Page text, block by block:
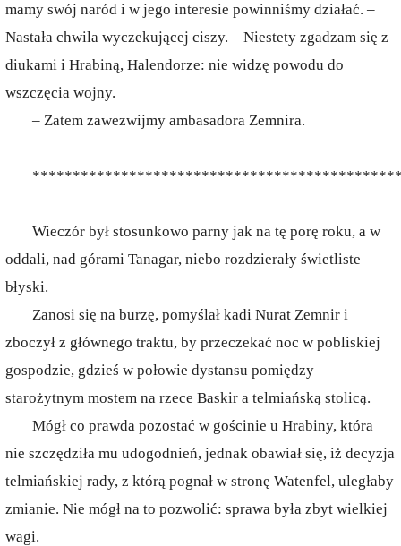
mamy swój naród i w jego interesie powinniśmy działać. –
Nastała chwila wyczekującej ciszy. – Niestety zgadzam się z
diukami i Hrabiną, Halendorze: nie widzę powodu do
wszczęcia wojny.
– Zatem zawezwijmy ambasadora Zemnira.
Wieczór był stosunkowo parny jak na tę porę roku, a w
oddali, nad górami Tanagar, niebo rozdzierały świetliste
błyski.
Zanosi się na burzę, pomyślał kadi Nurat Zemnir i
zboczył z głównego traktu, by przeczekać noc w pobliskiej
gospodzie, gdzieś w połowie dystansu pomiędzy
starożytnym mostem na rzece Baskir a telmiańską stolicą.
Mógł co prawda pozostać w gościnie u Hrabiny, która
nie szczędziła mu udogodnień, jednak obawiał się, iż decyzja
telmiańskiej rady, z którą pognał w stronę Watenfel, uległaby
zmianie. Nie mógł na to pozwolić: sprawa była zbyt wielkiej
wagi.